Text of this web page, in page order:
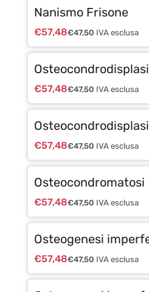
Nanismo Frisone
€57,48€47,50 IVA esclusa
€57,48€47,50 IVA esclusa
€57,48€47,50 IVA esclusa
Osteocondromatosi
€57,48€47,50 IVA esclusa
Osteogenesi
€57,48€47,50 IVA esclusa